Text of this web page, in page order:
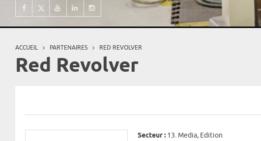
Vous êtes ici
ACCUEIL PARTENAIRES RED REVOLVER
Red Revolver
Secteur : 13. Media, Edition